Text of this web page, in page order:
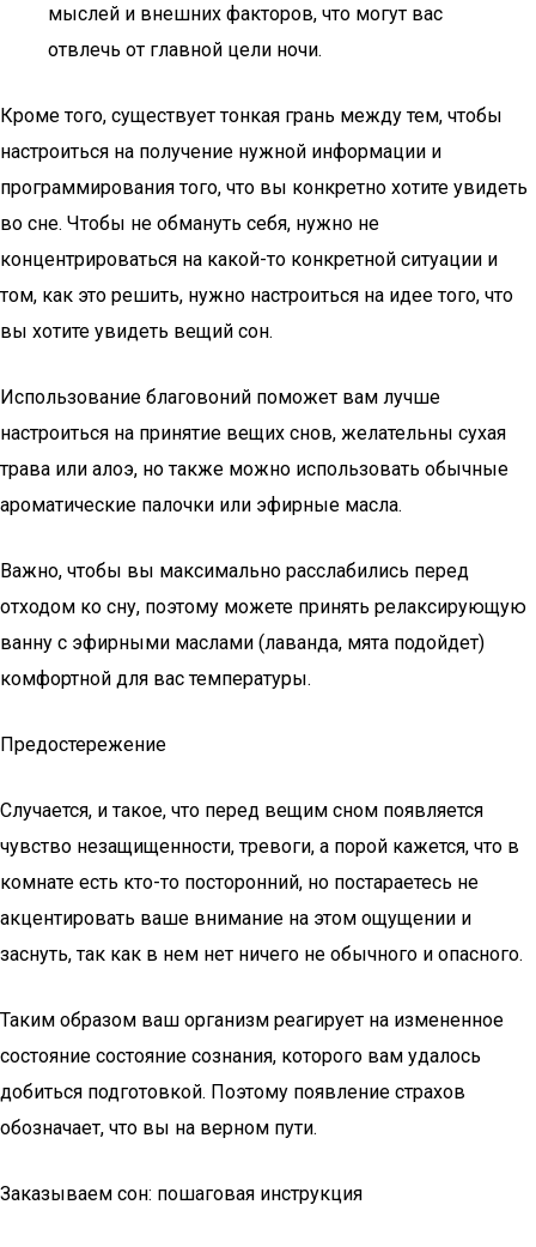
мыслей и внешних факторов, что могут вас
отвлечь от главной цели ночи.
Кроме того, существует тонкая грань между тем, чтобы
настроиться на получение нужной информации и
программирования того, что вы конкретно хотите увидеть
во сне. Чтобы не обмануть себя, нужно не
концентрироваться на какой-то конкретной ситуации и
том, как это решить, нужно настроиться на идее того, что
вы хотите увидеть вещий сон.
Использование благовоний поможет вам лучше
настроиться на принятие вещих снов, желательны сухая
трава или алоэ, но также можно использовать обычные
ароматические палочки или эфирные масла.
Важно, чтобы вы максимально расслабились перед
отходом ко сну, поэтому можете принять релаксирующую
ванну с эфирными маслами (лаванда, мята подойдет)
комфортной для вас температуры.
Предостережение
Случается, и такое, что перед вещим сном появляется
чувство незащищенности, тревоги, а порой кажется, что в
комнате есть кто-то посторонний, но постараетесь не
акцентировать ваше внимание на этом ощущении и
заснуть, так как в нем нет ничего не обычного и опасного.
Таким образом ваш организм реагирует на измененное
состояние состояние сознания, которого вам удалось
добиться подготовкой. Поэтому появление страхов
обозначает, что вы на верном пути.
Заказываем сон: пошаговая инструкция